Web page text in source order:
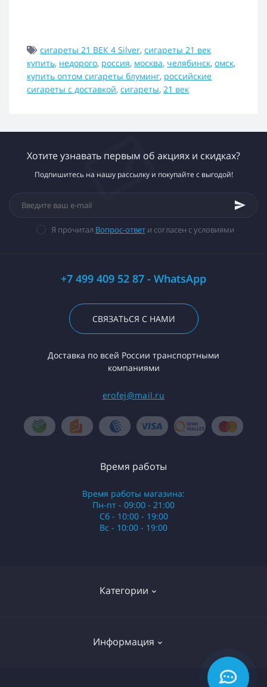
сигареты 21 ВЕК 4 Silver, сигареты 21 век
купить, недорого, россия, москва, челябинск, омск,
купить оптом сигареты блуминг, российские
сигареты с доставкой, сигареты, 21 век
Хотите узнавать первым об акциях и скидках?
Подпишитесь на нашу рассылку и покупайте с выгодой!
Я прочитал Вопрос-ответи согласен с условиями
+7 499 409 52 87 - WhatsApp
СВЯЗАТЬСЯ С НАМИ
Доставка по всей России транспортными
компаниями
erofej@mail.ru
Категории
Информация
Время работы
Время работы магазина:
Пн-пт - 09:00 - 21:00
Сб - 10:00 - 19:00
Вс - 10:00 - 19:00